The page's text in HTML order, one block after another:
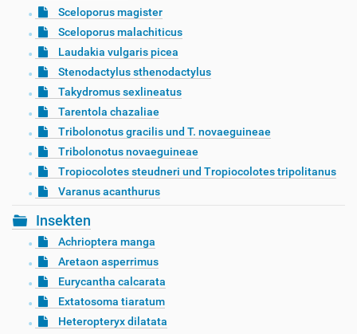
Sceloporus magister
Sceloporus malachiticus
Laudakia vulgaris picea
Stenodactylus sthenodactylus
Takydromus sexlineatus
Tarentola chazaliae
Tribolonotus gracilis und T. novaeguineae
Tribolonotus novaeguineae
Tropiocolotes steudneri und Tropiocolotes tripolitanus
Varanus acanthurus
Insekten
Achrioptera manga
Aretaon asperrimus
Eurycantha calcarata
Extatosoma tiaratum
Heteropteryx dilatata